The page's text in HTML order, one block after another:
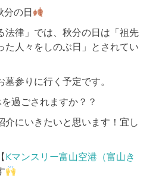
分の日
法律」では、秋分の日は「祖先
た人々をしのぶ日」とされてい
参りに行く予定です。
過ごされますか？？
介にいきたいと思います！宜し
Kマンスリー富山空港（富山き